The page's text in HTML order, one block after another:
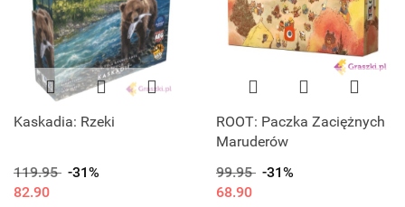
Kaskadia: Rzeki
119.95 -31%
82.90
ROOT: Paczka Zaciężnych
Maruderów
99.95 -31%
68.90